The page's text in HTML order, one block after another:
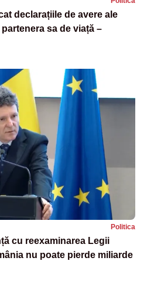
declarațiile de avere ale
sa de viață –
Politica
cu reexaminarea Legii
nu poate pierde miliarde